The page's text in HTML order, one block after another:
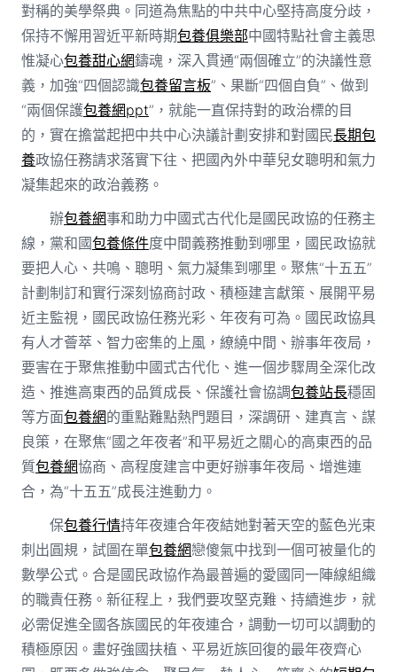
對稱的美學祭典。同道為焦點的中共中心堅持高度分歧，
保持不懈用習近平新時期包養俱樂部中國特點社會主義思
惟凝心包養甜心網鑄魂，深入貫通“兩個確立”的決議性意
義，加強“四個認識包養留言板”、果斷“四個自負”、做到
“兩個保護包養網ppt”，就能一直保持對的政治標的目
的，實在擔當起把中共中心決議計劃安排和對國民長期包
養政協任務請求落實下往、把國內外中華兒女聰明和氣力
凝集起來的政治義務。
辦包養網事和助力中國式古代化是國民政協的任務主
線，黨和國包養條件度中間義務推動到哪里，國民政協就
要把人心、共鳴、聰明、氣力凝集到哪里。聚焦“十五五”
計劃制訂和實行深刻協商討政、積極建言獻策、展開平易
近主監視，國民政協任務光彩、年夜有可為。國民政協具
有人才薈萃、智力密集的上風，繚繞中間、辦事年夜局，
要害在于聚焦推動中國式古代化、進一個步驟周全深化改
造、推進高東西的品質成長、保護社會協調包養站長穩固
等方面包養網的重點難點熱門題目，深調研、建真言、謀
良策，在聚焦“國之年夜者”和平易近之關心的高東西的品
質包養網協商、高程度建言中更好辦事年夜局、增進連
合，為“十五五”成長注進動力。
保包養行情持年夜連合年夜結她對著天空的藍色光束
刺出圓規，試圖在單包養網戀傻氣中找到一個可被量化的
數學公式。合是國民政協作為最普遍的愛國同一陣線組織
的職責任務。新征程上，我們要攻堅克難、持續進步，就
必需促進全國各族國民的年夜連合，調動一切可以調動的
積極原因。畫好強國扶植、平易近族回復的最年夜齊心